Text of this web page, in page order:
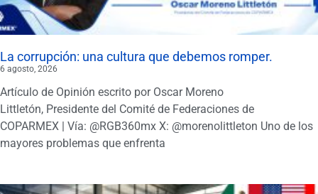
La corrupción: una cultura que debemos romper.
6 agosto, 2026
Artículo de Opinión escrito por Oscar Moreno
Littletón, Presidente del Comité de Federaciones de
COPARMEX | Vía: @RGB360mx X: @morenolittleton Uno de los
mayores problemas que enfrenta